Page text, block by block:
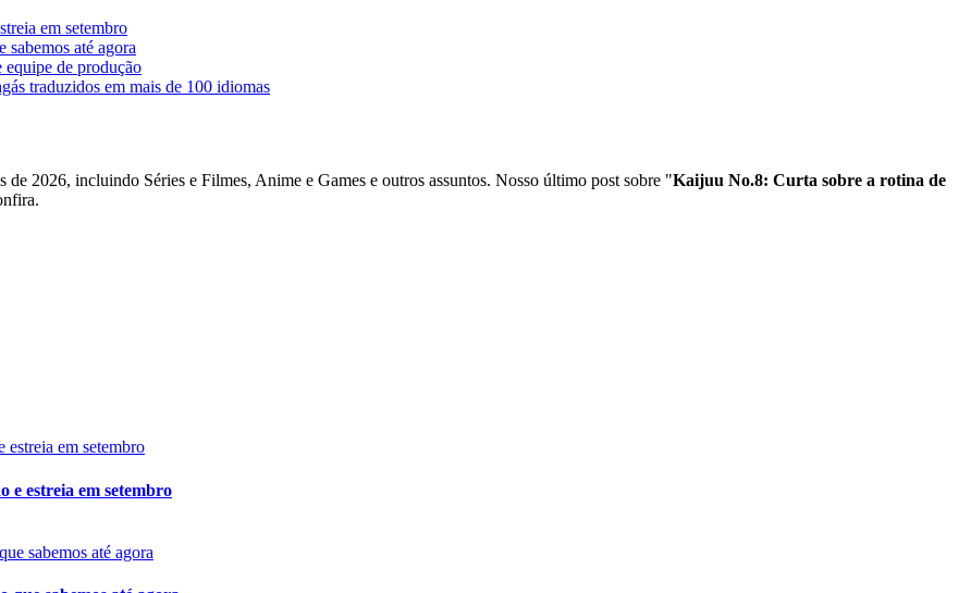
em setembro
sabemos até agora
de produção
traduzidos em mais de 100 idiomas
de 2026, incluindo Séries e Filmes, Anime e Games e outros assuntos. Nosso último post sobre "Kaijuu No.8: Curta sobre a rotina de
estreia em setembro